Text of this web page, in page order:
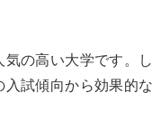
の高い大学です。
試傾向から効果的